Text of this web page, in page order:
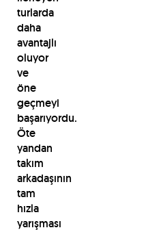
turlarda
daha
avantajlı
oluyor
ve
öne
geçmeyi
başarıyordu.
Öte
yandan
takım
arkadaşının
tam
hızla
yarışması